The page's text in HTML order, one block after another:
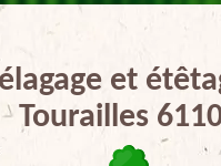
et
Tourailles